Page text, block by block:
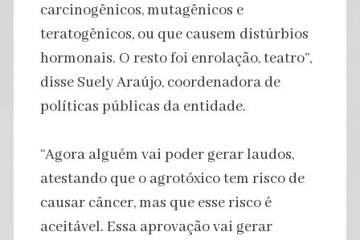
carcinogênicos, mutagênicos e
teratogênicos, ou que causem distúrbios
hormonais. O resto foi enrolação, teatro”,
disse Suely Araújo, coordenadora de
políticas públicas da entidade.
“Agora alguém vai poder gerar laudos,
atestando que o agrotóxico tem risco de
causar câncer, mas que esse risco é
aceitável. Essa aprovação vai gerar